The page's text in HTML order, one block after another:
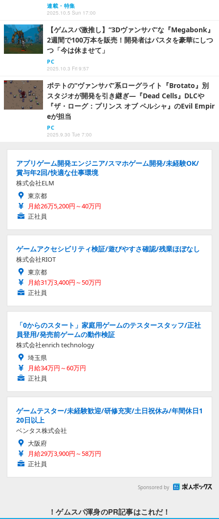
連載・特集
2025.10.5 Sun 17:00
【ゲムスパ激推し】“3Dヴァンサバ”な『Megabonk』
2週間で100万本を販売！開発者はパスタを豪華にしつ
つ「今は休ませて」
PC
2025.10.3 Fri 9:57
ポテトの“ヴァンサバ”系ローグライト『Brotato』別
スタジオが開発を引き継ぎ―『Dead Cells』DLCや
『ザ・ローグ：プリンス オブ ペルシャ』のEvil Empir
eが担当
PC
2025.9.30 Tue 7:00
アプリゲーム開発エンジニア/スマホゲーム開発/未経験OK/
賞与年2回/快適な仕事環境
株式会社ELM
東京都
月給26万5,200円～40万円
正社員
ゲームアクセシビリティ検証/遊びやすさ確認/残業ほぼなし
株式会社RIOT
東京都
月給31万3,400円～50万円
正社員
「0からのスタート」家庭用ゲームのテスタースタッフ/正社
員登用/発売前ゲームの動作検証
株式会社enrich technology
埼玉県
月給34万円～60万円
正社員
ゲームテスター/未経験歓迎/研修充実/土日祝休み/年間休日1
20日以上
ベンタス株式会社
大阪府
月給29万3,900円～58万円
正社員
Sponsored by
！ゲムスパ渾身のPR記事はこれだ！